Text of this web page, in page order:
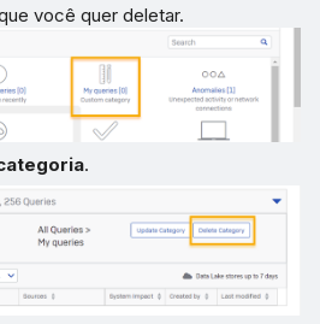
você quer deletar.
.